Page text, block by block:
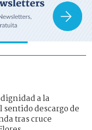
a la
descargo de
tras cruce